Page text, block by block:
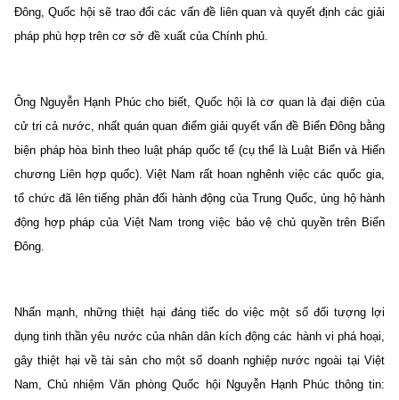
Đông, Quốc hội sẽ trao đổi các vấn đề liên quan và quyết định các giải
pháp phù hợp trên cơ sở đề xuất của Chính phủ.
Ông Nguyễn Hạnh Phúc cho biết, Quốc hội là cơ quan là đại diện của
cử tri cả nước, nhất quán quan điểm giải quyết vấn đề Biển Đông bằng
biện pháp hòa bình theo luật pháp quốc tế (cụ thể là Luật Biển và Hiến
chương Liên hợp quốc). Việt Nam rất hoan nghênh việc các quốc gia,
tổ chức đã lên tiếng phản đối hành động của Trung Quốc, ủng hộ hành
động hợp pháp của Việt Nam trong việc bảo vệ chủ quyền trên Biển
Đông.
Nhấn mạnh, những thiệt hại đáng tiếc do việc một số đối tượng lợi
dụng tinh thần yêu nước của nhân dân kích động các hành vi phá hoại,
gây thiệt hại về tài sản cho một số doanh nghiệp nước ngoài tại Việt
Nam, Chủ nhiệm Văn phòng Quốc hội Nguyễn Hạnh Phúc thông tin: